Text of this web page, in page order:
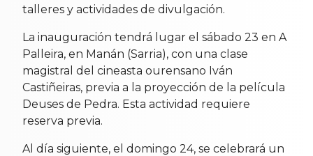
talleres y actividades de divulgación.
La inauguración tendrá lugar el sábado 23 en A
Palleira, en Manán (Sarria), con una clase
magistral del cineasta ourensano Iván
Castiñeiras, previa a la proyección de la película
Deuses de Pedra. Esta actividad requiere
reserva previa.
Al día siguiente, el domingo 24, se celebrará un